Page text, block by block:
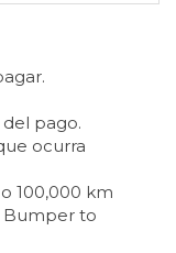
pago.
ocurra
100,000 km
Bumper to